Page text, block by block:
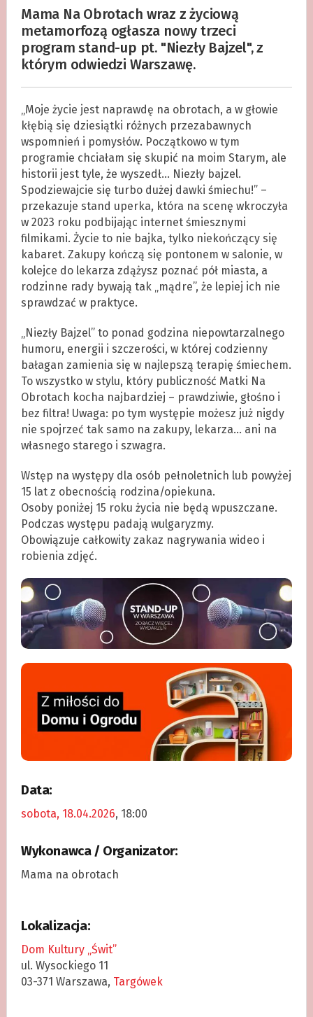
Mama Na Obrotach wraz z życiową
metamorfozą ogłasza nowy trzeci
program stand-up pt. "Niezły Bajzel", z
którym odwiedzi Warszawę.
„Moje życie jest naprawdę na obrotach, a w głowie
kłębią się dziesiątki różnych przezabawnych
wspomnień i pomysłów. Początkowo w tym
programie chciałam się skupić na moim Starym, ale
historii jest tyle, że wyszedł… Niezły bajzel.
Spodziewajcie się turbo dużej dawki śmiechu!” –
przekazuje stand uperka, która na scenę wkroczyła
w 2023 roku podbijając internet śmiesznymi
filmikami. Życie to nie bajka, tylko niekończący się
kabaret. Zakupy kończą się pontonem w salonie, w
kolejce do lekarza zdążysz poznać pół miasta, a
rodzinne rady bywają tak „mądre”, że lepiej ich nie
sprawdzać w praktyce.
„Niezły Bajzel” to ponad godzina niepowtarzalnego
humoru, energii i szczerości, w której codzienny
bałagan zamienia się w najlepszą terapię śmiechem.
To wszystko w stylu, który publiczność Matki Na
Obrotach kocha najbardziej – prawdziwie, głośno i
bez filtra! Uwaga: po tym występie możesz już nigdy
nie spojrzeć tak samo na zakupy, lekarza… ani na
własnego starego i szwagra.
Wstęp na występy dla osób pełnoletnich lub powyżej
15 lat z obecnością rodzina/opiekuna.
Osoby poniżej 15 roku życia nie będą wpuszczane.
Podczas występu padają wulgaryzmy.
Obowiązuje całkowity zakaz nagrywania wideo i
robienia zdjęć.
Data:
sobota, 18.04.2026, 18:00
Wykonawca / Organizator:
Mama na obrotach
Lokalizacja:
Dom Kultury „Świt”
ul. Wysockiego 11
03-371 Warszawa, Targówek